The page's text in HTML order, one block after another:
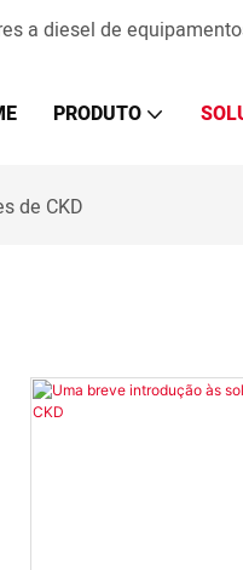
a diesel de
PRODUTO
de CKD